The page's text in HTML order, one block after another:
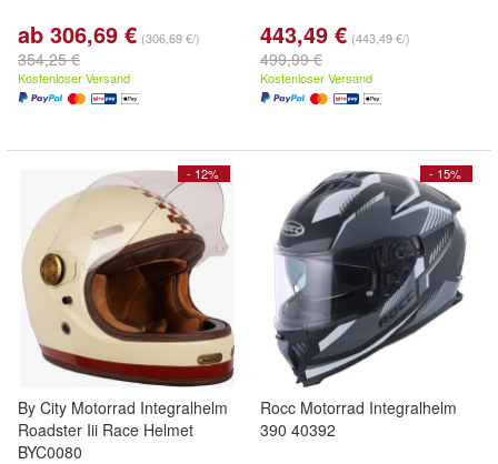
ab 306,69 € (306,69 €/)
354,25 €
Kostenloser Versand
443,49 € (443,49 €/)
499,99 €
Kostenloser Versand
- 12%
By City Motorrad Integralhelm
Roadster Iii Race Helmet
BYC0080
- 15%
Rocc Motorrad Integralhelm
390 40392